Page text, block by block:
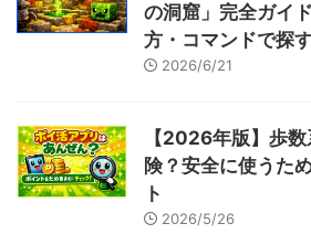
の洞窟」完全ガイ
方・コマンドで探
2026/6/21
【2026年版】歩
険？安全に使うた
ト
2026/5/26